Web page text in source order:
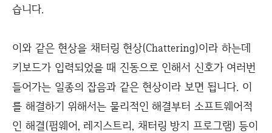
습니다.
이와 같은 현상을 채터링 현상(Chattering)이라 하는데
키보드가 입력되었을 때 진동으로 인해서 신호가 여러번
들어가는 일종의 잡음과 같은 현상이라 보면 됩니다. 이
를 해결하기 위해서는 물리적인 해결부터 소프트웨어적
인 해결(펌웨어, 레지스트리, 채터링 방지 프로그램) 등이